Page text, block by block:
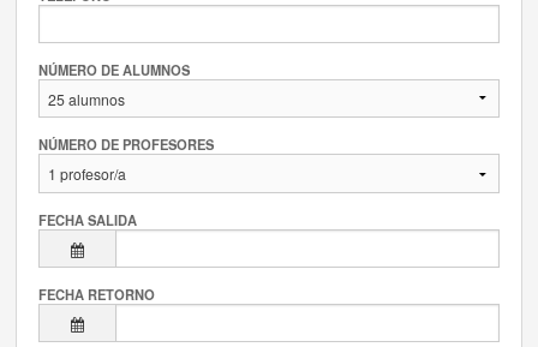
NÚMERO DE ALUMNOS
NÚMERO DE PROFESORES
FECHA SALIDA
FECHA RETORNO